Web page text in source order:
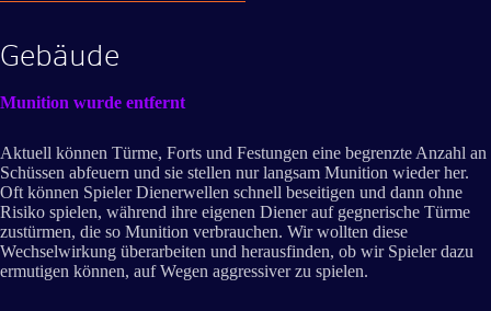
Gebäude
Munition wurde entfernt
Aktuell können Türme, Forts und Festungen eine begrenzte Anzahl an
Schüssen abfeuern und sie stellen nur langsam Munition wieder her.
Oft können Spieler Dienerwellen schnell beseitigen und dann ohne
Risiko spielen, während ihre eigenen Diener auf gegnerische Türme
zustürmen, die so Munition verbrauchen. Wir wollten diese
Wechselwirkung überarbeiten und herausfinden, ob wir Spieler dazu
ermutigen können, auf Wegen aggressiver zu spielen.